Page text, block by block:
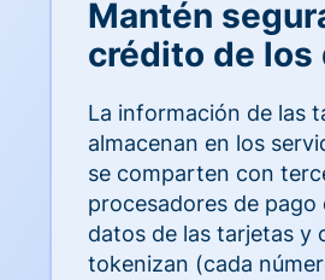
Mantén
crédito de los
La información de las
almacenan en los
se comparten con
procesadores de pago
datos de las tarjetas y
tokenizan (cada